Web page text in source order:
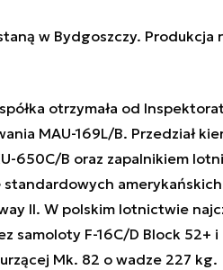
w Bydgoszczy. Produkcja
otrzymała od
MAU-169L/B. Przedział
650C/B oraz zapalnikiem
II. W polskim lotnictwie
samoloty F-16C/D Block 52+
Mk. 82 o wadze 227 kg.